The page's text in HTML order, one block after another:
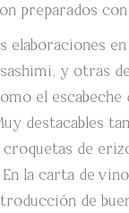
preparados
elaboraciones
y otras
el escabeche
destacables
croquetas de
la carta de
de